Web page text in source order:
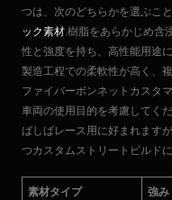
つは、次のどちらかを選ぶこと
ック素材.樹脂をあらかじめ含
性と強度を持ち、高性能用途
製造工程での柔軟性が高く、
ファイバーボンネットカスタ
車両の使用目的を考慮してく
ばしばレース用に好まれます
つカスタムストリートビルド
素材タイプ 強み